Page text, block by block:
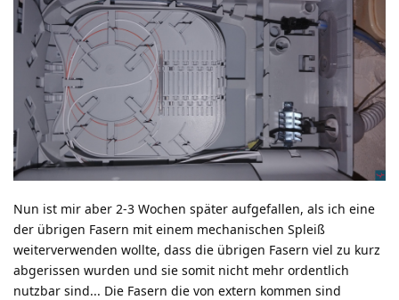
Nun ist mir aber 2-3 Wochen später aufgefallen, als ich eine
der übrigen Fasern mit einem mechanischen Spleiß
weiterverwenden wollte, dass die übrigen Fasern viel zu kurz
abgerissen wurden und sie somit nicht mehr ordentlich
nutzbar sind... Die Fasern die von extern kommen sind